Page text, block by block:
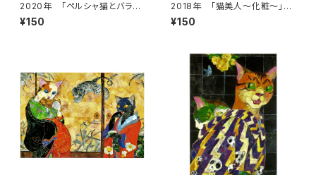
2020年 「ペルシャ猫とバラ」
絵はがき
¥150
2018年 「猫美人～化粧～」絵
はがき
¥150